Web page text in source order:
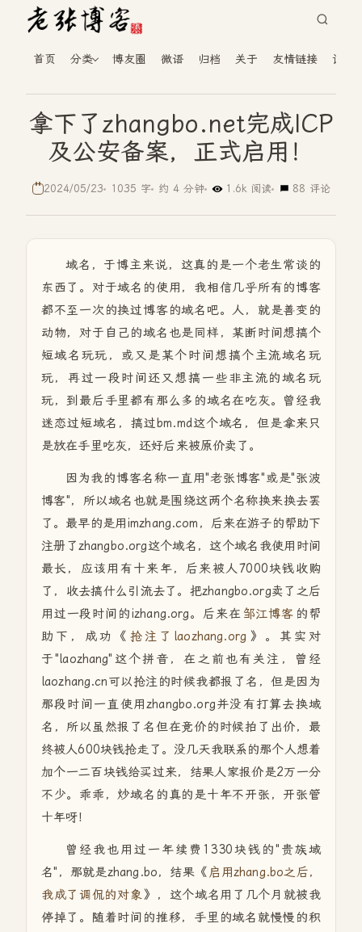
首页 分类 博友圈 微语 归档 关于 友情链接 读者
拿下了zhangbo.net完成ICP
及公安备案，正式启用！
2024/05/23 1035 字 约 4 分钟 1.6k 阅读 88 评论
域名，于博主来说，这真的是一个老生常谈的
东西了。对于域名的使用，我相信几乎所有的博客
都不至一次的换过博客的域名吧。人，就是善变的
动物，对于自己的域名也是同样，某断时间想搞个
短域名玩玩，或又是某个时间想搞个主流域名玩
玩，再过一段时间还又想搞一些非主流的域名玩
玩，到最后手里都有那么多的域名在吃灰。曾经我
迷恋过短域名，搞过bm.md这个域名，但是拿来只
是放在手里吃灰，还好后来被原价卖了。
因为我的博客名称一直用"老张博客"或是"张波
博客"，所以域名也就是围绕这两个名称换来换去罢
了。最早的是用imzhang.com，后来在游子的帮助下
注册了zhangbo.org这个域名，这个域名我使用时间
最长，应该用有十来年，后来被人7000块钱收购
了，收去搞什么引流去了。把zhangbo.org卖了之后
用过一段时间的izhang.org。后来在 邹江博客 的帮
助下，成功《 抢注了laozhang.org 》。其实对
于"laozhang"这个拼音，在之前也有关注，曾经
laozhang.cn可以抢注的时候我都报了名，但是因为
那段时间一直使用zhangbo.org并没有打算去换域
名，所以虽然报了名但在竞价的时候拍了出价，最
终被人600块钱抢走了。没几天我联系的那个人想着
加个一二百块钱给买过来，结果人家报价是2万一分
不少。乖乖，炒域名的真的是十年不开张，开张管
十年呀！
曾经我也用过一年续费1330块钱的"贵族域
名"，那就是zhang.bo，结果《 启用zhang.bo之后，
我成了调侃的对象》，这个域名用了几个月就被我
停掉了。随着时间的推移，手里的域名就慢慢的积